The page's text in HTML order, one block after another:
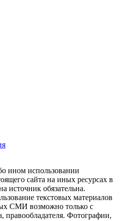
ином использовании
сайта на иных ресурсах в
источник обязательна.
текстовых материалов
СМИ возможно только с
правообладателя. Фотографии,